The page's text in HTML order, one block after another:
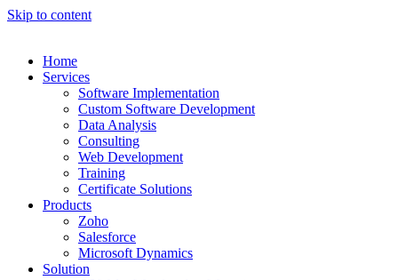
Skip to content
Home
Services
Software Implementation
Custom Software Development
Data Analysis
Consulting
Web Development
Training
Certificate Solutions
Products
Zoho
Salesforce
Microsoft Dynamics
Solution